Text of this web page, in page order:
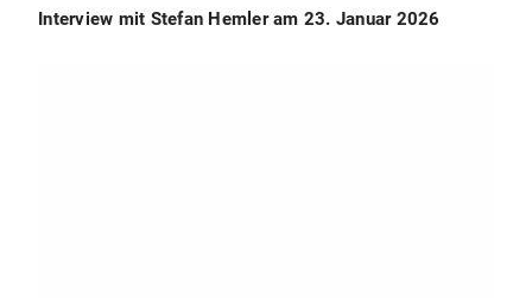
Interview mit Stefan Hemler am 23. Januar 2026